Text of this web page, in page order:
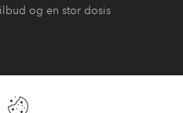
og en stor dosis